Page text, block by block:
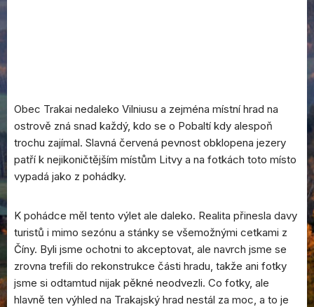
Obec Trakai nedaleko Vilniusu a zejména místní hrad na
ostrově zná snad každý, kdo se o Pobaltí kdy alespoň
trochu zajímal. Slavná červená pevnost obklopena jezery
patří k nejikoničtějším místům Litvy a na fotkách toto místo
vypadá jako z pohádky.
K pohádce měl tento výlet ale daleko. Realita přinesla davy
turistů i mimo sezónu a stánky se všemožnými cetkami z
Číny. Byli jsme ochotni to akceptovat, ale navrch jsme se
zrovna trefili do rekonstrukce části hradu, takže ani fotky
jsme si odtamtud nijak pěkné neodvezli. Co fotky, ale
hlavně ten výhled na Trakajský hrad nestál za moc, a to je